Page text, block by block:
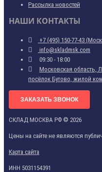
Рассылка новостей
НАШИ КОНТАКТЫ
+7 (495) 150-77-43
info@skladmsk.com
09:30 - 18:00
Московская область,
посёлок Бутово, жилой
ЗАКАЗАТЬ ЗВОНОК
СКЛАД МОСКВА РФ © 2026
Цены на сайте не являются
Карта сайта
ИНН 5031154391